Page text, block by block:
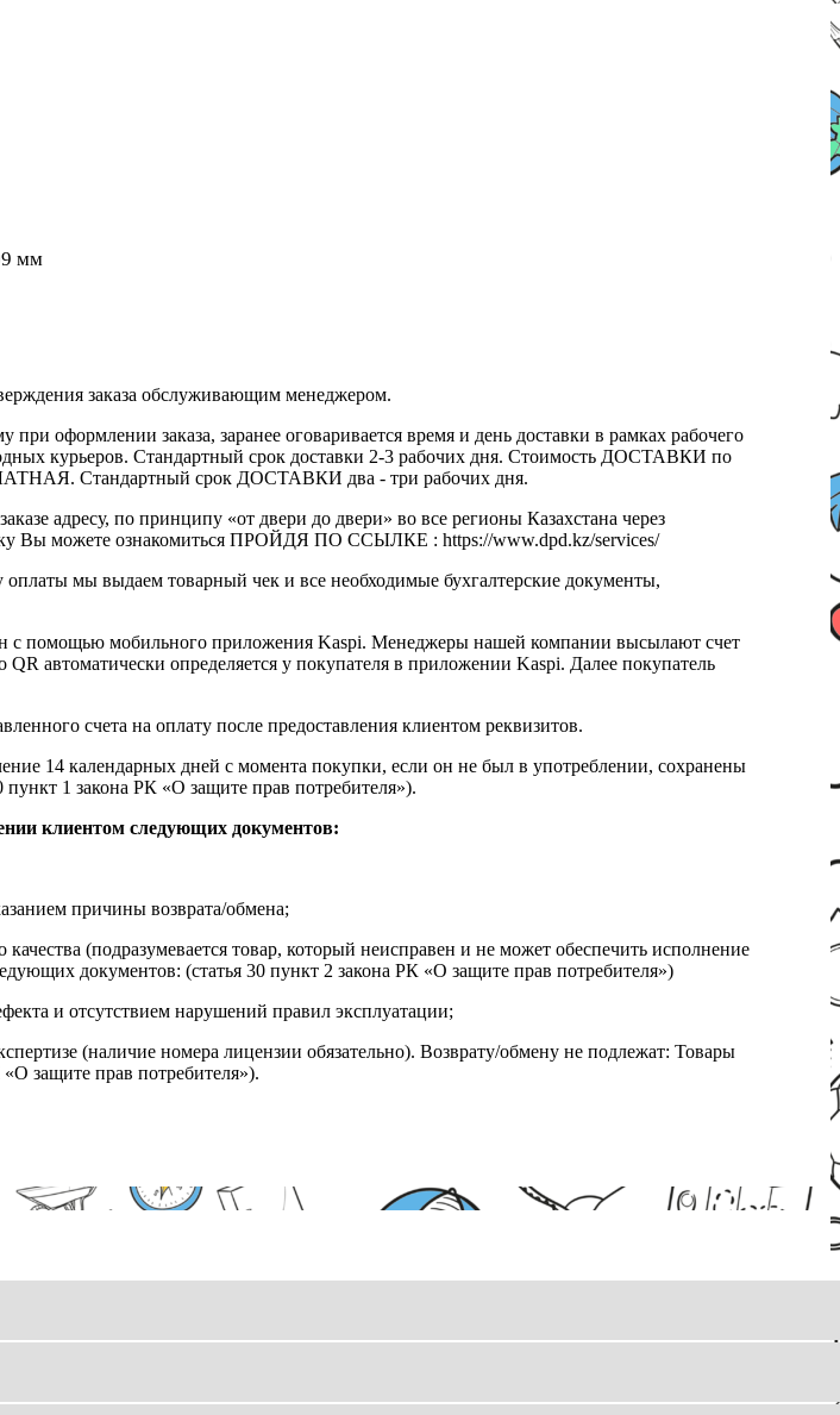
мм
заказа обслуживающим менеджером.
при оформлении заказа, заранее оговаривается время и день доставки в рамках рабочего
курьеров. Стандартный срок доставки 2-3 рабочих дня. Стоимость ДОСТАВКИ по
Стандартный срок ДОСТАВКИ два - три рабочих дня.
адресу, по принципу «от двери до двери» во все регионы Казахстана через
Вы можете ознакомиться ПРОЙДЯ ПО ССЫЛКЕ : https://www.dpd.kz/services/
мы выдаем товарный чек и все необходимые бухгалтерские документы,
с помощью мобильного приложения Kaspi. Менеджеры нашей компании высылают счет
автоматически определяется у покупателя в приложении Kaspi. Далее покупатель
счета на оплату после предоставления клиентом реквизитов.
14 календарных дней с момента покупки, если он не был в употреблении, сохранены
1 закона РК «О защите прав потребителя»).
клиентом следующих документов:
причины возврата/обмена;
(подразумевается товар, который неисправен и не может обеспечить исполнение
документов: (статья 30 пункт 2 закона РК «О защите прав потребителя»)
и отсутствием нарушений правил эксплуатации;
(наличие номера лицензии обязательно). Возврату/обмену не подлежат: Товары
защите прав потребителя»).